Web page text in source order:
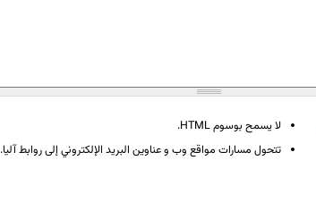
لا يسمح بوسوم HTML.
تتحول مسارات مواقع وب و عناوين البريد الإلكتروني إلى روابط آليا.